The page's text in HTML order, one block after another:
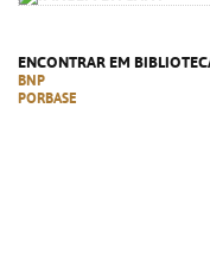
ENCONTRAR EM
BNP
PORBASE